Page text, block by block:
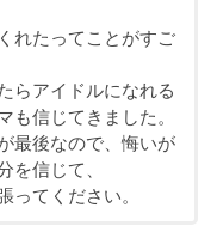
れたってことがすご
らアイドルになれる
も信じてきました。
最後なので、悔いが
を信じて、
ってください。